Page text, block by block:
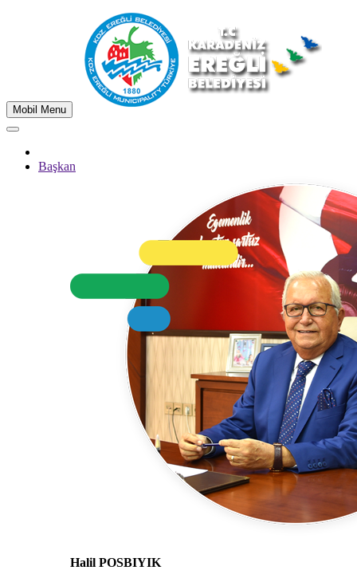
Mobil Menu
Başkan
Halil POSBIYIK